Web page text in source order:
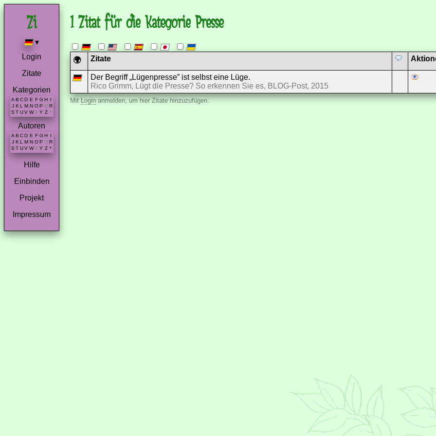
▾
Login
Zitate
Kategorien
A B C D E F G H I
J K L M N O P Q R
S T U V W X Y Z *
Autoren
A B C D E F G H
J K L M N O P Q R
S T U V W X Y Z *
Hilfe
Einbinden
Projekt
Impressum
1 Zitat für die Kategorie Presse
🌍 Zitate
Der Begriff „Lügenpresse” ist selbst eine Lüge.
Rico Grimm, Lügt die Presse? So erkennen Sie es, BLOG-Post, 2015
MitLoginanmelden, um hier Zitate hinzuzufügen.